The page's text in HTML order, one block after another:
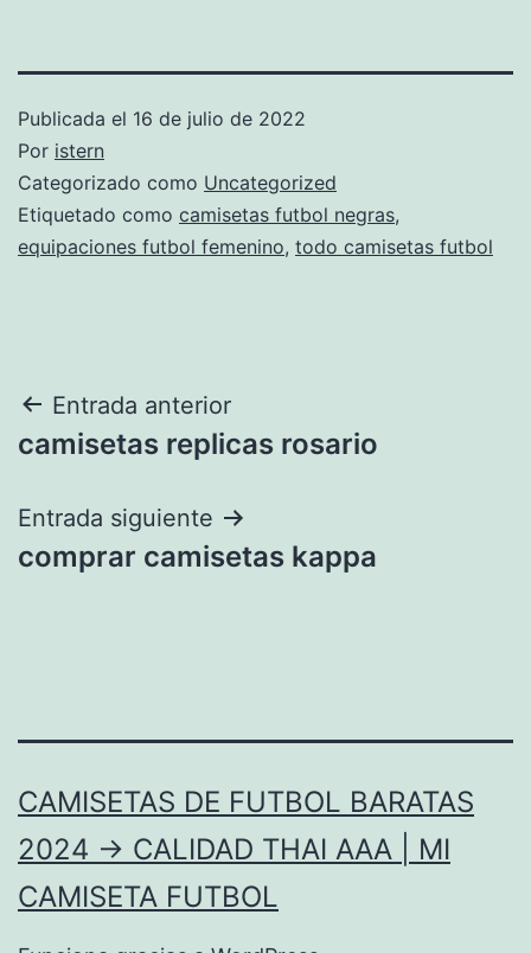
Publicada el 16 de julio de 2022
Por istern
Categorizado como Uncategorized
Etiquetado como camisetas futbol negras,
equipaciones futbol femenino, todo camisetas futbol
Navegación
de
entradas
Entrada anterior
camisetas replicas rosario
Entrada siguiente
comprar camisetas kappa
CAMISETAS DE FUTBOL BARATAS
2024 → CALIDAD THAI AAA | MI
CAMISETA FUTBOL